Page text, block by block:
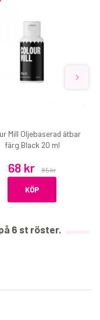
Mill Oljebaserad ätbar
färg Black 20 ml
68 kr 85 kr
KÖP
6 st röster.